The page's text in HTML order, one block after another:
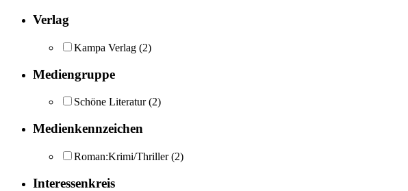
Verlag
Kampa Verlag (2)
Mediengruppe
Schöne Literatur (2)
Medienkennzeichen
Roman:Krimi/Thriller (2)
Interessenkreis